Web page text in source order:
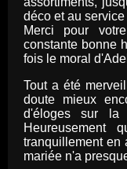
déco et au
Merci pour
constante bonne
fois le moral
Tout a été
doute mieux
d'éloges sur la
Heureusement
tranquillement en
mariée n'a